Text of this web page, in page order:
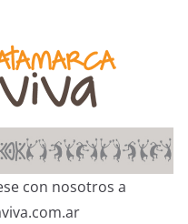
con nosotros a